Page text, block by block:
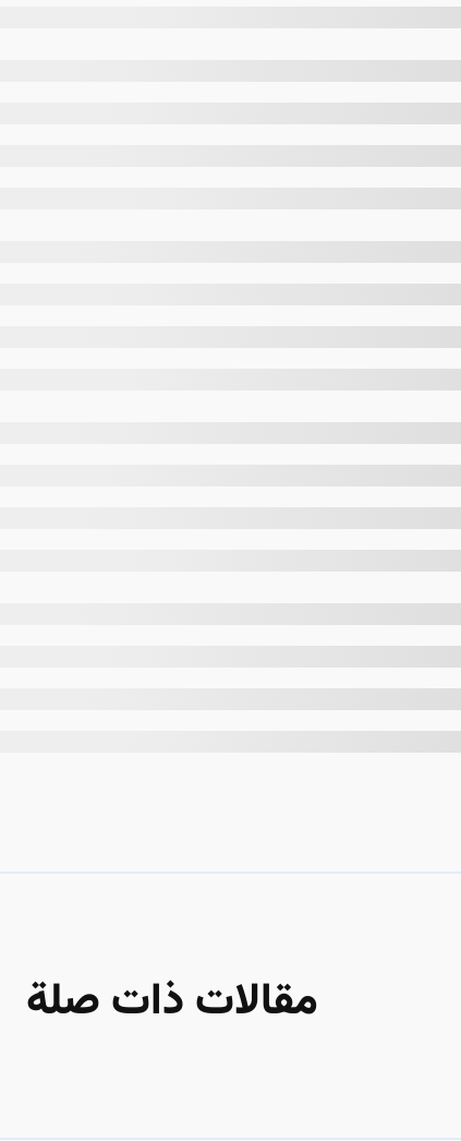
مقالات ذات صلة